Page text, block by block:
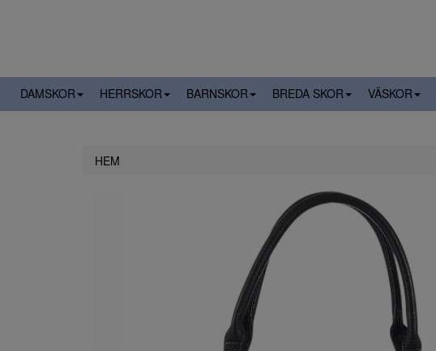
DAMSKOR HERRSKOR BARNSKOR BREDA SKOR VÄSKOR
HEM